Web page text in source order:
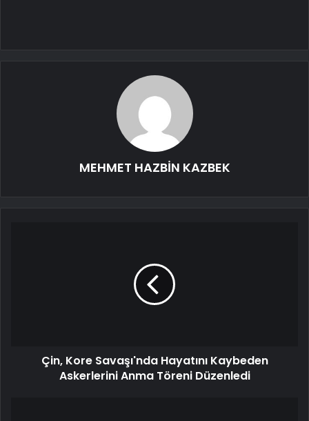
MEHMET HAZBİN KAZBEK
Çin, Kore Savaşı'nda Hayatını Kaybeden
Askerlerini Anma Töreni Düzenledi